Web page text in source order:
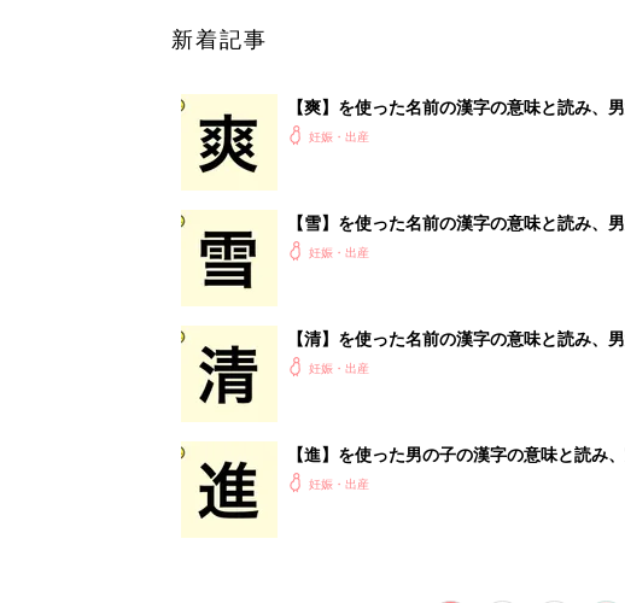
新着記事
【爽】を使った名前の漢字の意味と読み
妊娠・出産
【雪】を使った名前の漢字の意味と読み
妊娠・出産
【清】を使った名前の漢字の意味と読み
妊娠・出産
【進】を使った男の子の漢字の意味と読み
妊娠・出産